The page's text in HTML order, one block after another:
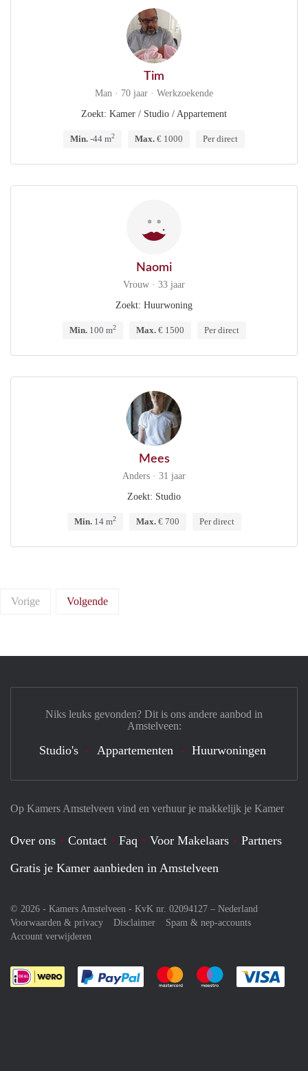
Tim
Man · 70 jaar · Werkzoekende
Zoekt: Kamer / Studio / Appartement
Min. -44 m2 Max. € 1000 Per direct
Naomi
Vrouw · 33 jaar
Zoekt: Huurwoning
Min.100 m2 Max.€ 1500 Per direct
Mees
Anders · 31 jaar
Zoekt: Studio
Min.14 m2 Max.€ 700 Per direct
Vorige Volgende
Op Kamers Amstelveen vind en verhuur je makkelijk je Kamer
Over ons Contact Faq Voor Makelaars
Partners
Gratis je Kamer aanbieden in Amstelveen
© 2026 - Kamers Amstelveen - KvK nr. 02094127 – Nederland
Voorwaarden & privacy
Disclaimer
Spam & nep-accounts
Account verwijderen
Je rekent gemakkelijk af met Paypal
Je rekent gemakkelijk af met
Je rekent
Niks leuks gevonden? Dit is ons andere aanbod in
Amstelveen:
Studio's Appartementen Huurwoningen